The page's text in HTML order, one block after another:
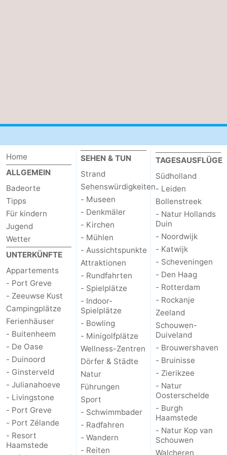
Haag
Rotterdam
-
Rockanje
Zeeland
Schouwen-
Duiveland
-
Brouwershaven
-
Bruinisse
-
Zierikzee
Natur
Oosterschelde
Burgh
Haamstede
Natur
Kop
van
Walcheren
-
Veere
Oranjezon
Oostkapelle
Home
ALLGEMEIN
Badeorte
Tipps
Für kindern
Jugend
Wetter
UNTERKÜNFTE
Appartements
- Port Greve
- Zeeuwse Kust
Campingplätze
Ferienhäuser
- Buitenheem
- De Oase
- Duinoord
- Ginsterveld
- Julianahoeve
- Livingstone
- Port Greve
- Port Zélande
- Resort
Haamstede
SEHEN & TUN
Strand
Sehenswürdigkeiten
- Museen
- Denkmäler
- Kirchen
- Mühlen
- Aussichtspunkte
Attraktionen
- Rundfahrten
- Spielplätze
- Indoor-
Spielplätze
- Bowling
- Minigolfplätze
Wellness-Zentren
Dörfer & Städte
Natur
Führungen
Sport
- Schwimmbader
- Radfahren
- Wandern
- Reiten
TAGESAUSFLÜGE
Südholland
- Leiden
Bollenstreek
- Natur Hollands
Duin
- Noordwijk
- Katwijk
- Scheveningen
- Den Haag
- Rotterdam
- Rockanje
Zeeland
Schouwen-
Duiveland
- Brouwershaven
- Bruinisse
- Zierikzee
- Natur
Oosterschelde
- Burgh
Haamstede
- Natur Kop van
Schouwen
Walcheren